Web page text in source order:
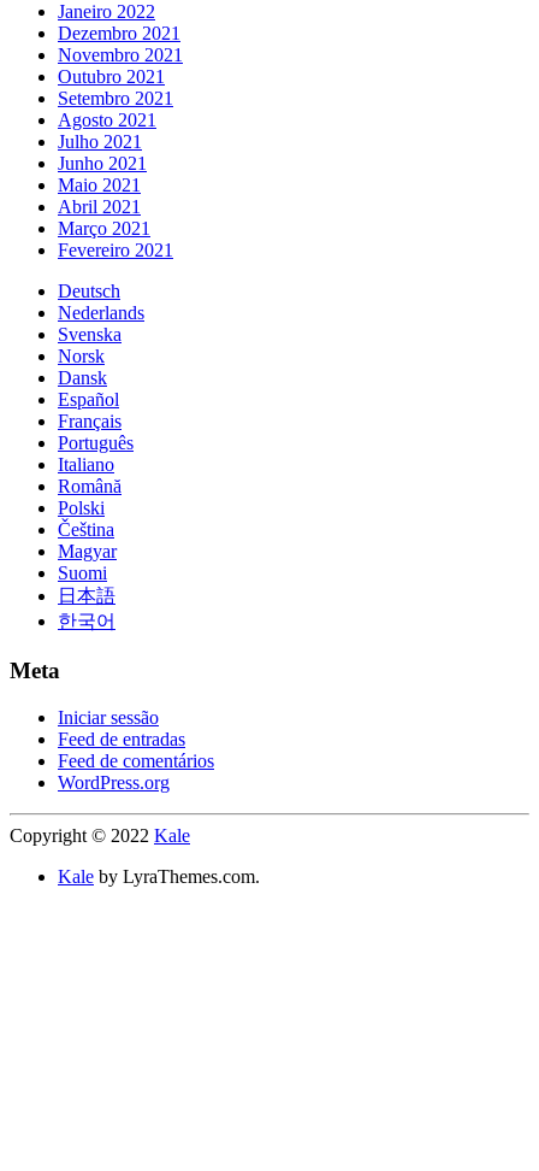
Janeiro 2022
Dezembro 2021
Novembro 2021
Outubro 2021
Setembro 2021
Agosto 2021
Julho 2021
Junho 2021
Maio 2021
Abril 2021
Março 2021
Fevereiro 2021
Deutsch
Nederlands
Svenska
Norsk
Dansk
Español
Français
Português
Italiano
Română
Polski
Čeština
Magyar
Suomi
日本語
한국어
Meta
Iniciar sessão
Feed de entradas
Feed de comentários
WordPress.org
Copyright © 2022 Kale
Kale by LyraThemes.com.